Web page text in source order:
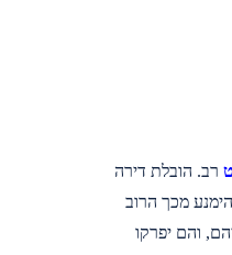
רב. הובלת דירה
מכך הרוב
והם יפרקו